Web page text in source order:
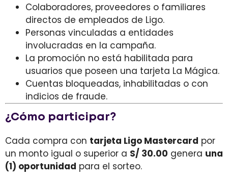
Colaboradores, proveedores o familiares
directos de empleados de Ligo.
Personas vinculadas a entidades
involucradas en la campaña.
La promoción no está habilitada para
usuarios que poseen una tarjeta La Mágica.
Cuentas bloqueadas, inhabilitadas o con
indicios de fraude.
¿Cómo participar?
Cada compra con tarjeta Ligo Mastercard por
un monto igual o superior a S/ 30.00 genera una
(1) oportunidad para el sorteo.